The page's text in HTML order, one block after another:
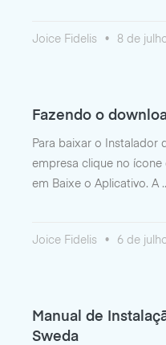
Joice Fidelis 8 de
Fazendo o
Para baixar o Instalador
empresa clique no
em Baixe o Aplicativo. A
Joice Fidelis 6 de
Manual de
Sweda